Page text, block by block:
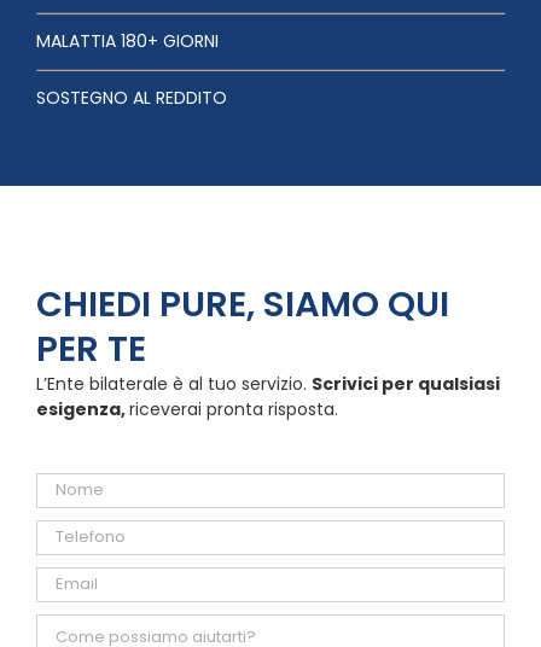
MALATTIA 180+ GIORNI
SOSTEGNO AL REDDITO
CHIEDI PURE, SIAMO QUI
PER TE
L’Ente bilaterale è al tuo servizio. Scrivici per qualsiasi
esigenza,riceverai pronta risposta.